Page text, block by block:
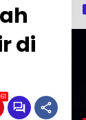
di